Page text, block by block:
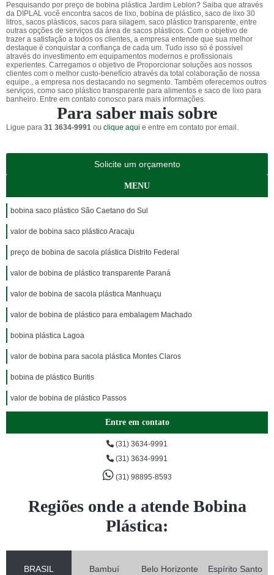
Pesquisando por preço de bobina plástica Jardim Leblon? Saiba que através
da DIPLAL você encontra sacos de lixo, bobina de plástico, saco de lixo 30
litros, sacos plásticos, sacos para silagem, saco plástico transparente, entre
outras opções de serviços da área de sacos plásticos. Com o objetivo de
trazer a satisfação a todos os clientes, a empresa entende que sua melhor
destaque é conquistar a confiança de cada um. Tudo isso só é possível
através do investimento em equipamentos modernos e profissionais
experientes. Carregamos o objetivo de Proporcionar soluções aos nossos
clientes com o melhor custo-benefício através da total colaboração de nossa
equipe., a empresa nos destacando no segmento. Também oferecemos outros
serviços, como saco plástico transparente para alimentos e saco de lixo para
banheiro. Entre em contato conosco para mais informações.
Para saber mais sobre
Ligue para 31 3634-9991 ou clique aqui e entre em contato por email.
Solicite um orçamento
MENU
bobina saco plástico São Caetano do Sul
valor de bobina saco plástico Aracaju
preço de bobina de sacola plástica Distrito Federal
valor de bobina de plástico transparente Paraná
valor de bobina de sacola plástica Manhuaçu
valor de bobina de plástico para embalagem Machado
bobina plástica Lagoa
valor de bobina para sacola plástica Montes Claros
bobina de plástico Buritis
valor de bobina de plástico Passos
Entre em contato
(31) 3634-9991
(31) 3634-9991
(31) 98895-8593
Regiões onde a atende Bobina
Plástica:
BRASIL Bambuí Belo Horizonte Espírito Santo